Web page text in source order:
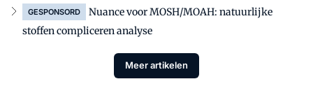
GESPONSORD
Nuance voor MOSH/MOAH: natuurlijke
stoffen compliceren analyse
Meer artikelen